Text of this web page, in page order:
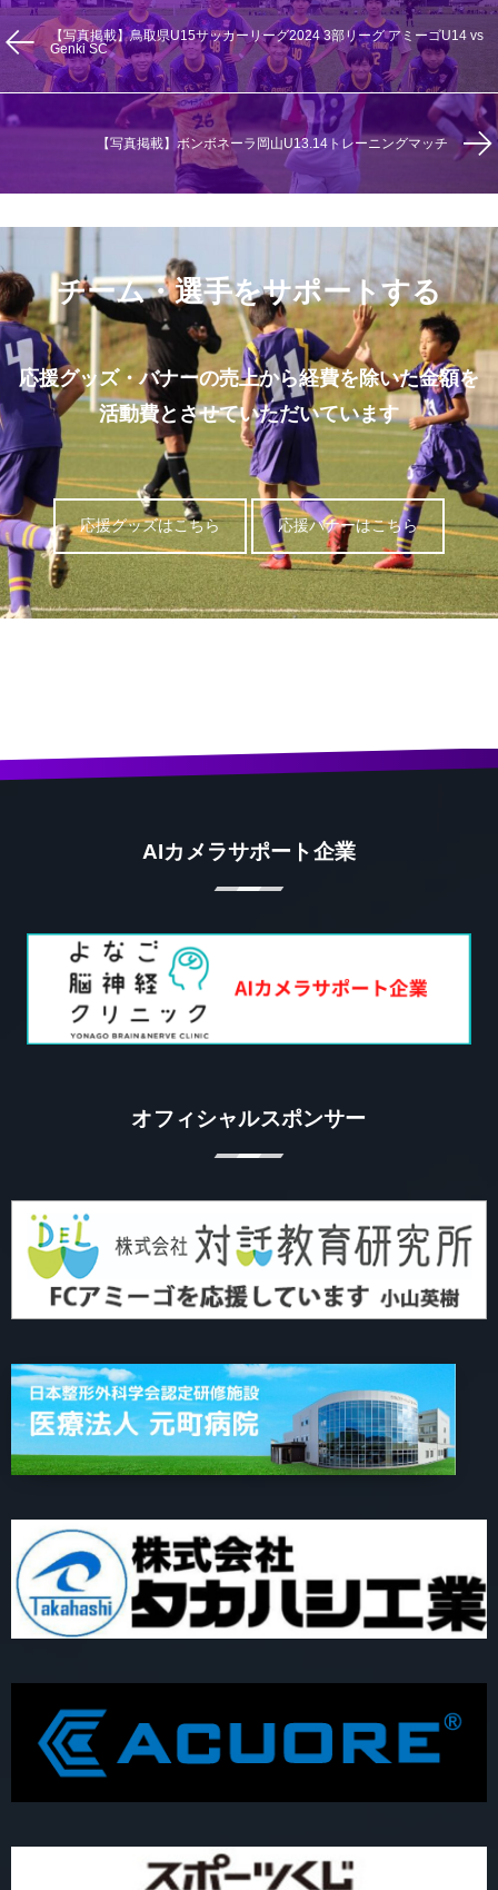
【写真掲載】鳥取県U15サッカーリーグ2024 3部リーグ アミーゴU14 vs
Genki SC
【写真掲載】ボンボネーラ岡山U13.14トレーニングマッチ
チーム・選手をサポートする
応援グッズ・バナーの売上から経費を除いた金額を
活動費とさせていただいています
応援グッズはこちら 応援バナーはこちら
AIカメラサポート企業
オフィシャルスポンサー